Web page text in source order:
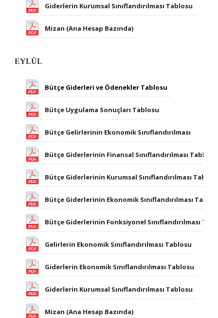
Giderlerin Kurumsal Sınıflandırılması Tablosu
Mizan (Ana Hesap Bazında)
EYLÜL
Bütçe Giderleri ve Ödenekler Tablosu
Bütçe Uygulama Sonuçları Tablosu
Bütçe Gelirlerinin Ekonomik Sınıflandırılması
Bütçe Giderlerinin Finansal Sınıflandırılması Tablosu
​Bütçe Giderlerinin Kurumsal Sınıflandırılması
Bütçe Giderlerinin Ekonomik Sınıflandırılması
Bütçe Giderlerinin Fonksiyonel Sınıflandırılması
Gelirlerin Ekonomik Sınıflandırılması Tablosu
Giderlerin Ekonomik Sınıflandırılması Tablosu​
Giderlerin Kurumsal Sınıflandırılması Tablosu
Mizan (Ana Hesap Bazında)